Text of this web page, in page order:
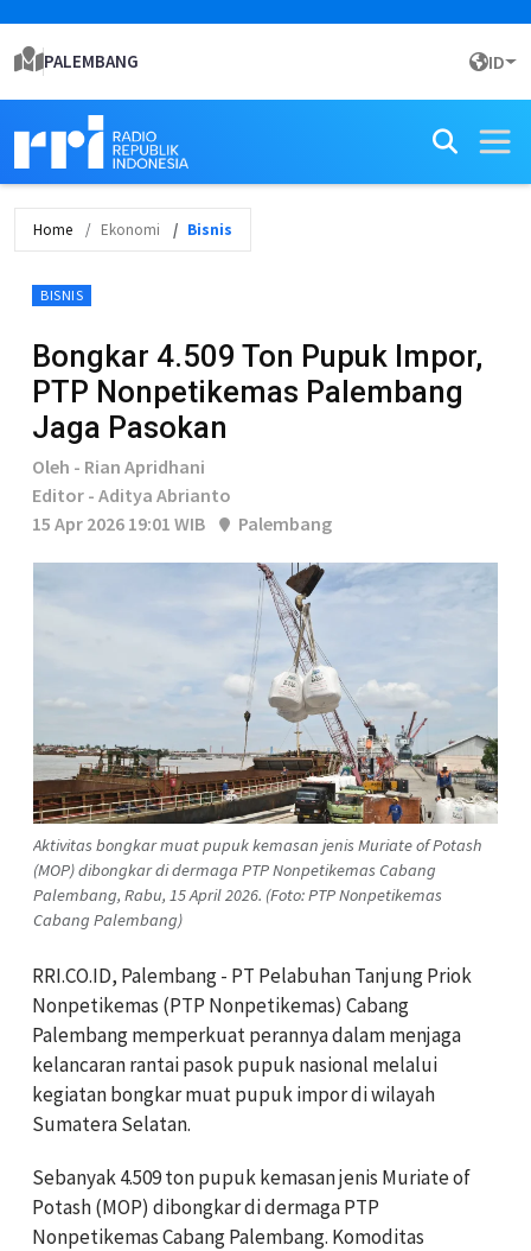
PALEMBANG ID
Home Ekonomi Bisnis
BISNIS
Bongkar 4.509 Ton Pupuk Impor,
PTP Nonpetikemas Palembang
Jaga Pasokan
Oleh - Rian Apridhani
Editor - Aditya Abrianto
15 Apr 2026 19:01 WIB
Palembang
Aktivitas bongkar muat pupuk kemasan jenis Muriate of Potash
(MOP) dibongkar di dermaga PTP Nonpetikemas Cabang
Palembang, Rabu, 15 April 2026. (Foto: PTP Nonpetikemas
Cabang Palembang)
RRI.CO.ID, Palembang - PT Pelabuhan Tanjung Priok
Nonpetikemas (PTP Nonpetikemas) Cabang
Palembang memperkuat perannya dalam menjaga
kelancaran rantai pasok pupuk nasional melalui
kegiatan bongkar muat pupuk impor di wilayah
Sumatera Selatan.
Sebanyak 4.509 ton pupuk kemasan jenis Muriate of
Potash (MOP) dibongkar di dermaga PTP
Nonpetikemas Cabang Palembang. Komoditas